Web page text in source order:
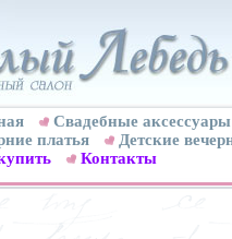
Свадебные аксессуары
платья
Детские
Контакты